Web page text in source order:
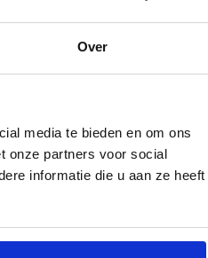
Over
media te bieden en om ons
onze partners voor social
informatie die u aan ze heeft